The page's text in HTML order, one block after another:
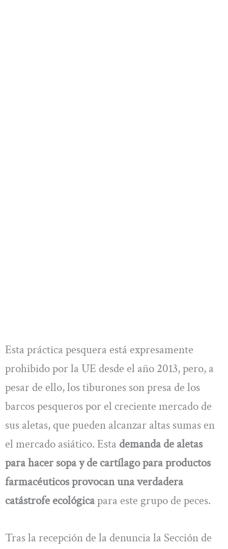
Esta práctica pesquera está expresamente
prohibido por la UE desde el año 2013, pero, a
pesar de ello, los tiburones son presa de los
barcos pesqueros por el creciente mercado de
sus aletas, que pueden alcanzar altas sumas en
el mercado asiático. Esta demanda de aletas
para hacer sopa y de cartílago para productos
farmacéuticos provocan una verdadera
catástrofe ecológicapara este grupo de peces.
Tras la recepción de la denuncia la Sección de